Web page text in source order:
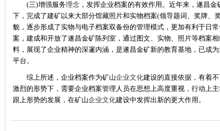
(三)增强服务理念 ，发挥企业档案的有效作用。近年来，遂昌
下，完成了建矿以来大部分馆藏照片和实物档案(领导题词、奖牌、
貌，逐步形成了实物与电子档案双备份的管理模式，更加有利于日
案，建成和开放了遂昌金矿陈列室，通过图文、实物、照片等档案
料，展现了企业精神的深邃内涵，是遂昌金矿新的教育基地，已成
平台。
综上所述，企业档案作为矿山企业文化建设的直接依据，有着
激烈的形势下，需要企业档案管理人员在思想上高度重视，行动上
跟上形势的发展，在矿山企业文化建设中发挥出新的更大作用。